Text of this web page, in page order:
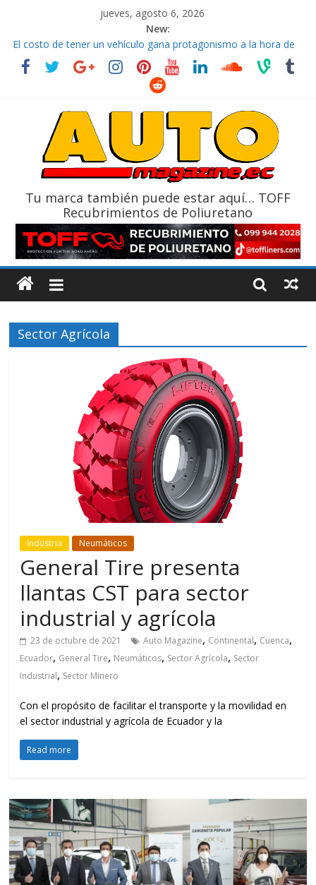
jueves, agosto 6, 2026
New:
El costo de tener un vehículo gana protagonismo a la hora de
decidir
Ultima película ‘Spider‑Man: Brand New Day’ pone en escena a
La Vuelta al Ecuador 2026, edición 47ª, recorre 7 provincias en 8
La FEDAK recibe 12 Sinotruk Bolden para cubrir las rutas de La
Tu marca también puede estar aquí… TOFF
Recubrimientos de Poliuretano
Sector Agrícola
Industria Neumáticos
General Tire presenta
llantas CST para sector
industrial y agrícola
23 de octubre de 2021 Auto Magazine, Continental, Cuenca,
Ecuador, General Tire, Neumáticos, Sector Agrícola, Sector
Industrial, Sector Minero
Con el propósito de facilitar el transporte y la movilidad en
el sector industrial y agrícola de Ecuador y la
Read more